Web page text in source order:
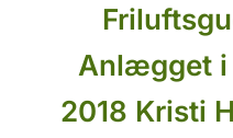
Anlægget i
2018 Kristi